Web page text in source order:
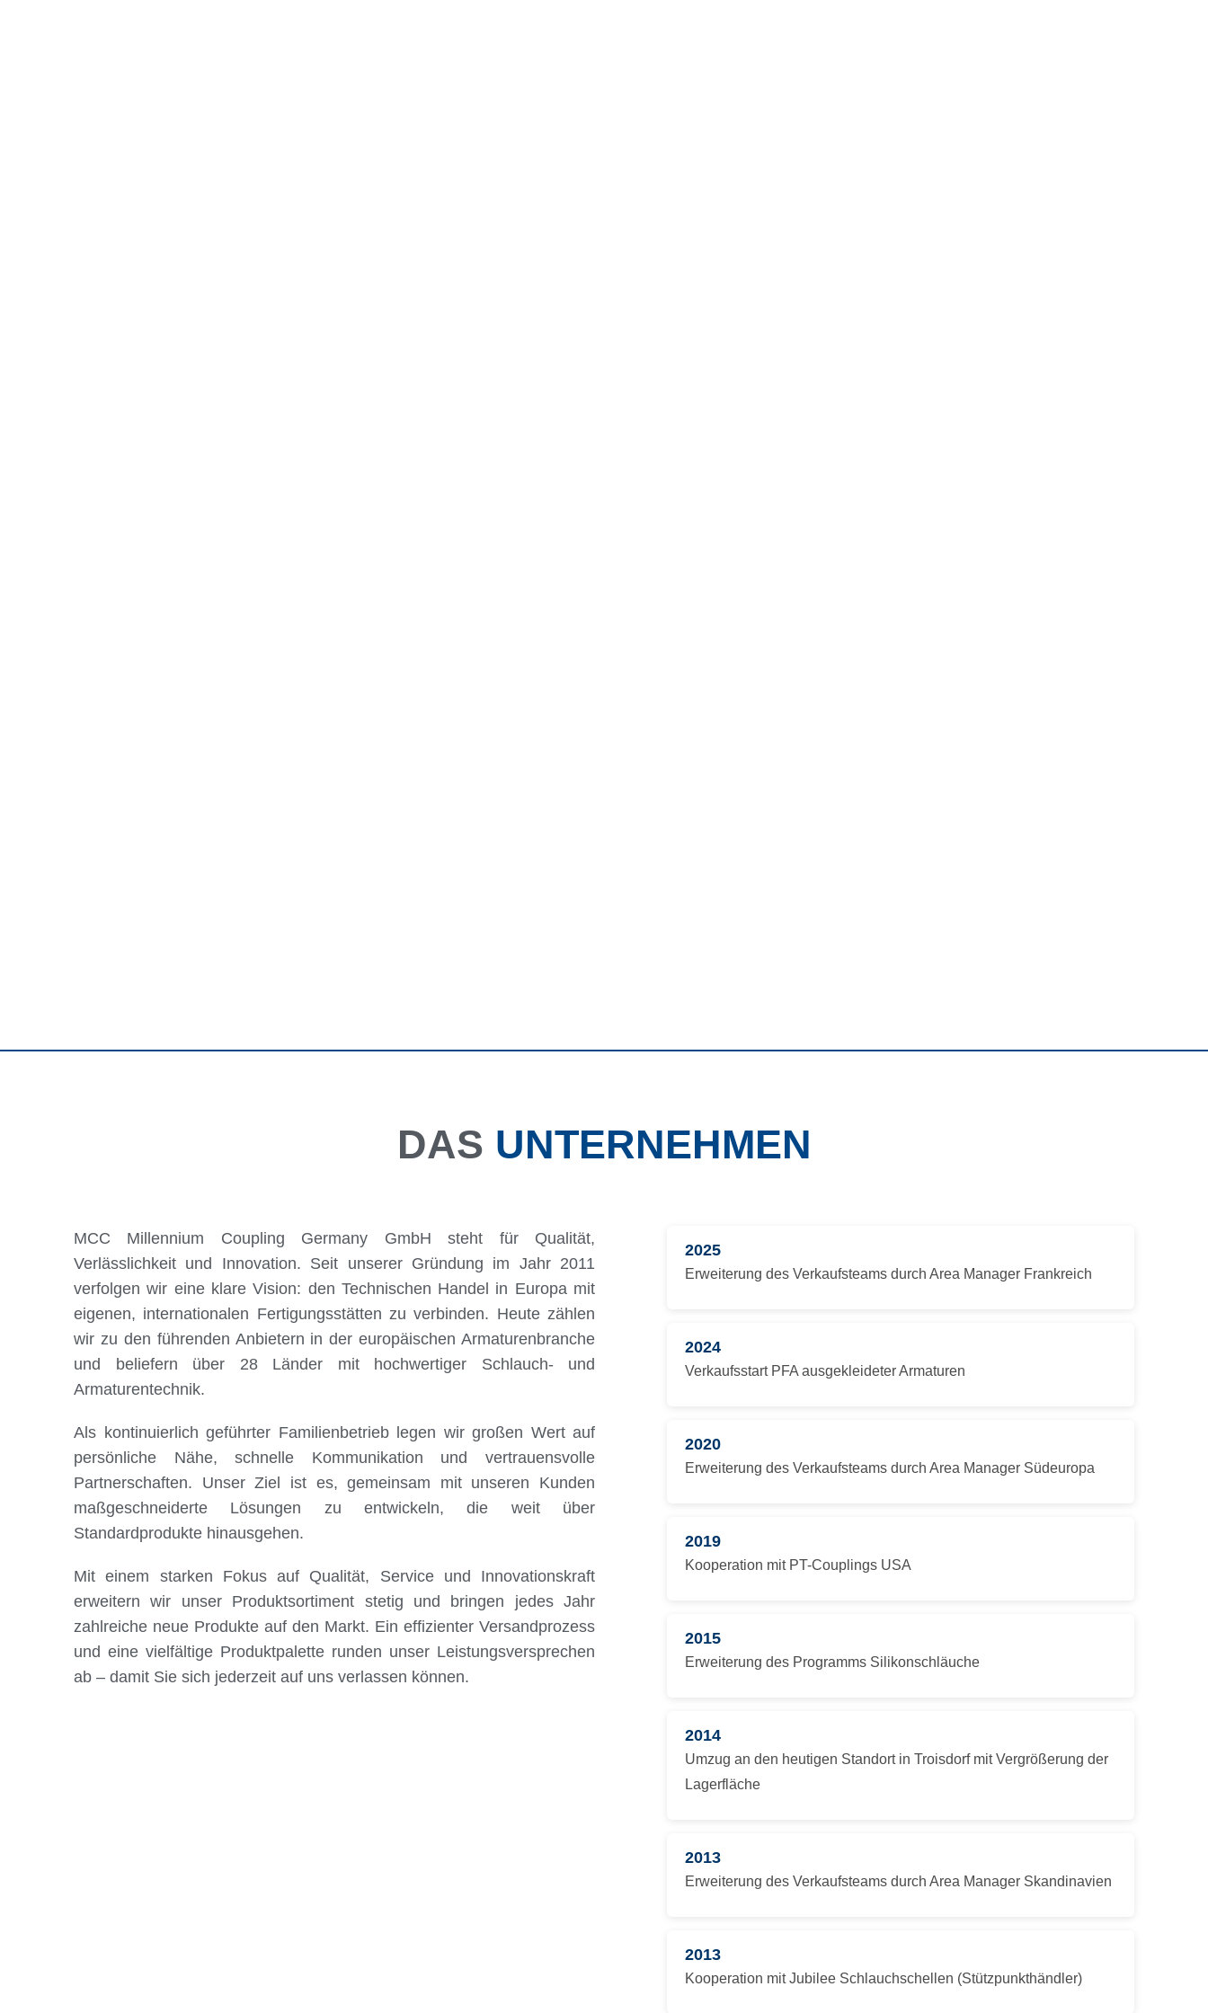
DAS UNTERNEHMEN
MCC Millennium Coupling Germany GmbH steht für Qualität,
Verlässlichkeit und Innovation. Seit unserer Gründung im Jahr 2011
verfolgen wir eine klare Vision: den Technischen Handel in Europa mit
eigenen, internationalen Fertigungsstätten zu verbinden. Heute zählen
wir zu den führenden Anbietern in der europäischen Armaturenbranche
und beliefern über 28 Länder mit hochwertiger Schlauch- und
Armaturentechnik.
Als kontinuierlich geführter Familienbetrieb legen wir großen Wert auf
persönliche Nähe, schnelle Kommunikation und vertrauensvolle
Partnerschaften. Unser Ziel ist es, gemeinsam mit unseren Kunden
maßgeschneiderte Lösungen zu entwickeln, die weit über
Standardprodukte hinausgehen.
Mit einem starken Fokus auf Qualität, Service und Innovationskraft
erweitern wir unser Produktsortiment stetig und bringen jedes Jahr
zahlreiche neue Produkte auf den Markt. Ein effizienter Versandprozess
und eine vielfältige Produktpalette runden unser Leistungsversprechen
ab – damit Sie sich jederzeit auf uns verlassen können.
2025
Erweiterung des Verkaufsteams durch Area Manager Frankreich
2024
Verkaufsstart PFA ausgekleideter Armaturen
2020
Erweiterung des Verkaufsteams durch Area Manager Südeuropa
2019
Kooperation mit PT-Couplings USA
2015
Erweiterung des Programms Silikonschläuche
2014
Umzug an den heutigen Standort in Troisdorf mit Vergrößerung der
Lagerfläche
2013
Erweiterung des Verkaufsteams durch Area Manager Skandinavien
2013
Kooperation mit Jubilee Schlauchschellen (Stützpunkthändler)